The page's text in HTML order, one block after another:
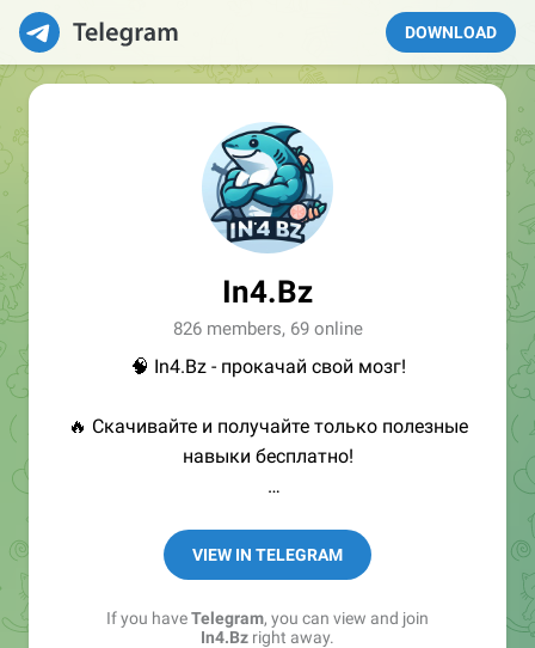
DOWNLOAD
In4.Bz
826 members, 69 online
🧠 In4.Bz - прокачай свой мозг!
🔥 Скачивайте и получайте только полезные
навыки бесплатно!
➖ in4.bz/
➖ https://t.me/in4bz
➖ twitter.com/bz_in4
➖ https://t.me/in4news
VIEW IN TELEGRAM
If you haveTelegram, you can view and join
In4.Bz right away.